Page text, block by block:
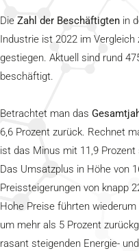
Die Zahl der Beschäftigten in
Industrie ist 2022 im
gestiegen. Aktuell sind rund
beschäftigt.
Betrachtet man das
6,6 Prozent zurück. Rechnet
ist das Minus mit 11,9 Prozent
Das Umsatzplus in Höhe von
Preissteigerungen von knapp
Hohe Preise führten
um mehr als 5 Prozent
rasant steigenden Energie-